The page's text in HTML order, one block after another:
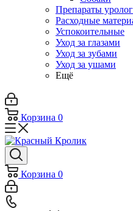
Препараты
Расходные
Успокоительные
Уход за глазами
Уход за зубами
Уход за ушами
Ещё
Корзина 0
Корзина 0